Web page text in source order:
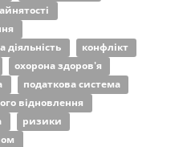
діяльність
конфлікт
охорона здоров'я
податкова система
відновлення
ризики